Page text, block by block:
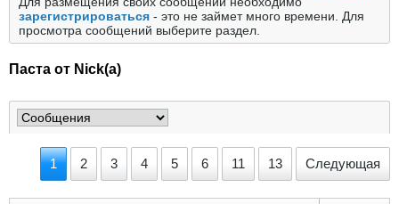
зарегистрироваться - это не займет много времени. Для
просмотра сообщений выберите раздел.
Паста от Nick(a)
1 2 3 4 5 6 11 13 Следующая